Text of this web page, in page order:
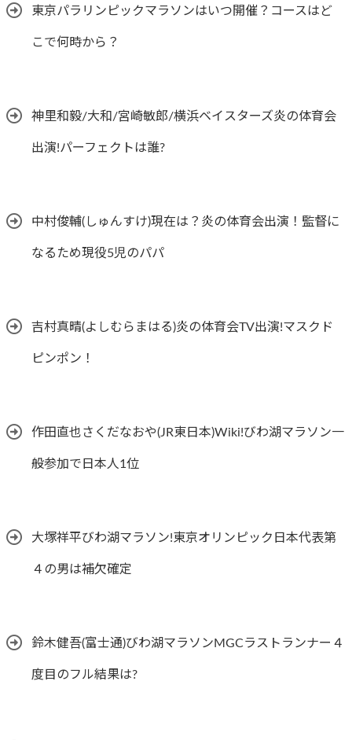
東京パラリンピックマラソンはいつ開催？コースはど
こで何時から？
神里和毅/大和/宮崎敏郎/横浜ベイスターズ炎の体育会
出演!パーフェクトは誰?
中村俊輔(しゅんすけ)現在は？炎の体育会出演！監督に
なるため現役5児のパパ
吉村真晴(よしむらまはる)炎の体育会TV出演!マスクド
ピンポン！
作田直也さくだなおや(JR東日本)Wiki!びわ湖マラソン一
般参加で日本人1位
大塚祥平びわ湖マラソン!東京オリンピック日本代表第
４の男は補欠確定
鈴木健吾(富士通)びわ湖マラソンMGCラストランナー４
度目のフル結果は?